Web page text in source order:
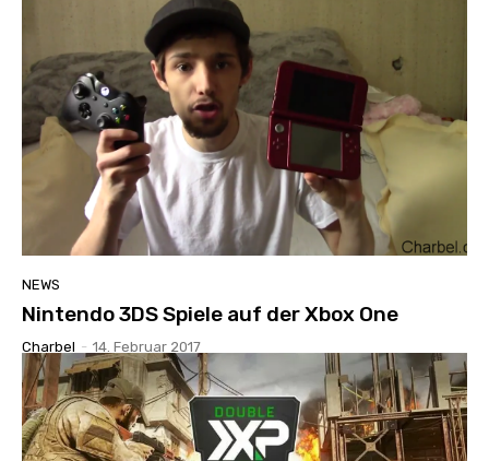
NEWS
Nintendo 3DS Spiele auf der Xbox One
Charbel - 14. Februar 2017